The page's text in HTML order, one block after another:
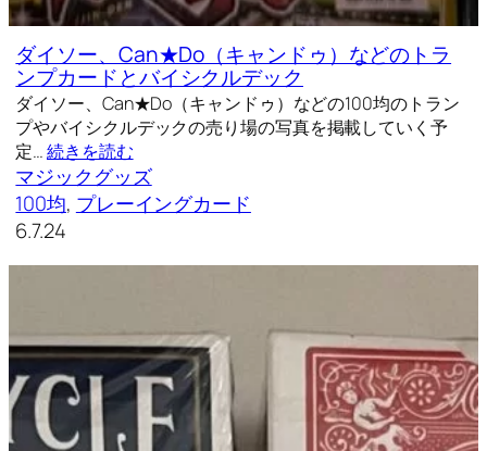
ダイソー、Can★Do（キャンドゥ）などのトラ
ンプカードとバイシクルデック
ダイソー、Can★Do（キャンドゥ）などの100均のトラン
プやバイシクルデックの売り場の写真を掲載していく予
定…続きを読む
マジックグッズ
100均, プレーイングカード
6.7.24